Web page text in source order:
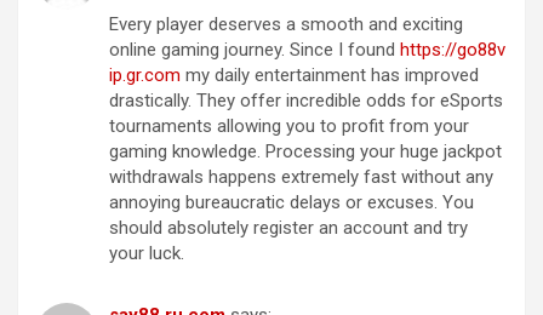
Every player deserves a smooth and exciting
online gaming journey. Since I found htt​ps​://​g​o8​8v​
i​p.gr​.c​o​m my daily entertainment has improved
drastically. They offer incredible odds for eSports
tournaments allowing you to profit from your
gaming knowledge. Processing your huge jackpot
withdrawals happens extremely fast without any
annoying bureaucratic delays or excuses. You
should absolutely register an account and try
your luck.